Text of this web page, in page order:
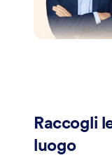
Raccogli
luogo